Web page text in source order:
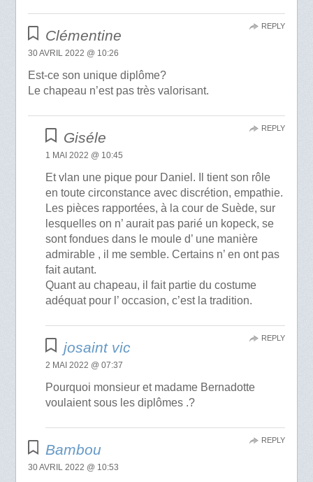
Clémentine
30 AVRIL 2022 @ 10:26
Est-ce son unique diplôme?
Le chapeau n’est pas très valorisant.
REPLY
Giséle
1 MAI 2022 @ 10:45
Et vlan une pique pour Daniel. Il tient son rôle
en toute circonstance avec discrétion, empathie.
Les pièces rapportées, à la cour de Suède, sur
lesquelles on n’ aurait pas parié un kopeck, se
sont fondues dans le moule d’ une manière
admirable , il me semble. Certains n’ en ont pas
fait autant.
Quant au chapeau, il fait partie du costume
adéquat pour l’ occasion, c’est la tradition.
REPLY
josaint vic
2 MAI 2022 @ 07:37
Pourquoi monsieur et madame Bernadotte
voulaient sous les diplômes .?
REPLY
Bambou
30 AVRIL 2022 @ 10:53
REPLY